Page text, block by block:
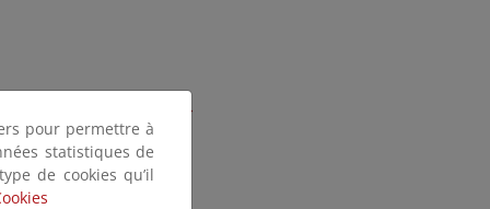
pour permettre à
statistiques de
de cookies qu’il